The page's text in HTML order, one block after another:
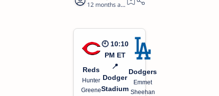
12 months ago 2
Reds
Hunter
Greene
🕙 10:10
PM ET
📍
Dodger
Stadium
Dodgers
Emmet
Sheehan